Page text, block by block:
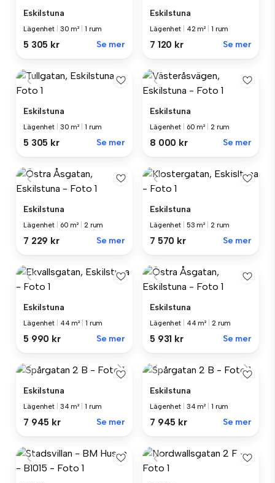
Eskilstuna
Lägenhet 30 m² 1 rum
5 305 kr Se mer
Eskilstuna
Lägenhet 42 m² 1 rum
7 120 kr Se mer
Eskilstuna
Lägenhet 30 m² 1 rum
5 305 kr Se mer
Eskilstuna
Lägenhet 60 m² 2 rum
8 000 kr Se mer
Eskilstuna
Lägenhet 60 m² 2 rum
7 229 kr Se mer
Eskilstuna
Lägenhet 53 m² 2 rum
7 570 kr Se mer
Eskilstuna
Lägenhet 44 m² 1 rum
5 990 kr Se mer
Eskilstuna
Lägenhet 44 m² 2 rum
5 931 kr Se mer
Eskilstuna
Lägenhet 34 m² 1 rum
7 945 kr Se mer
Eskilstuna
Lägenhet 34 m² 1 rum
7 945 kr Se mer